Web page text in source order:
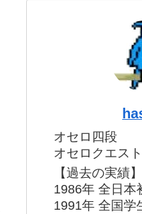
オセロ四段
オセロクエス
【過去の実績】
1986年 全日
1991年 全国学